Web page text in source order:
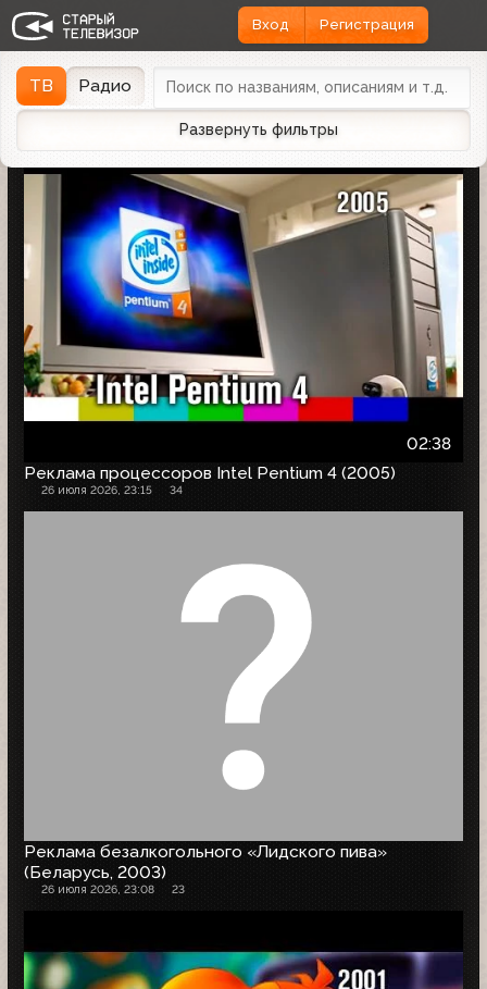
Вход Регистрация
ТВ Радио
Развернуть фильтры
Найдено 1166 записей Дата эфираДата заливки
02:38
Реклама процессоров Intel Pentium 4 (2005)
26 июля 2026, 23:15 34
Реклама безалкогольного «Лидского пива»
(Беларусь, 2003)
26 июля 2026, 23:08 23